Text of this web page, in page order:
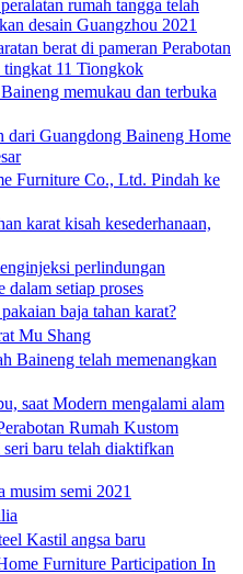
rumah tangga telah
desain Guangzhou 2021
berat di pameran Perabotan
11 Tiongkok
memukau dan terbuka
dari Guangdong Baineng Home
Furniture Co., Ltd. Pindah ke
karat kisah kesederhanaan,
perlindungan
dalam setiap proses
baja tahan karat?
Mu Shang
Baineng telah memenangkan
saat Modern mengalami alam
Rumah Kustom
baru telah diaktifkan
musim semi 2021
Kastil angsa baru
Furniture Participation In